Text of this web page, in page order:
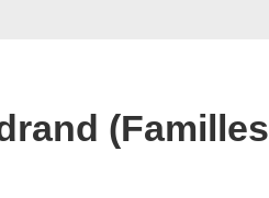
(Familles